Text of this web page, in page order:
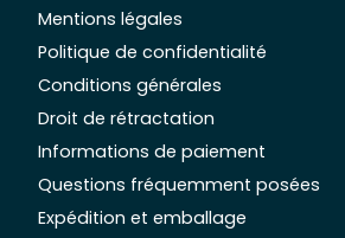
Mentions légales
Politique de confidentialité
Conditions générales
Droit de rétractation
Informations de paiement
Questions fréquemment posées
Expédition et emballage